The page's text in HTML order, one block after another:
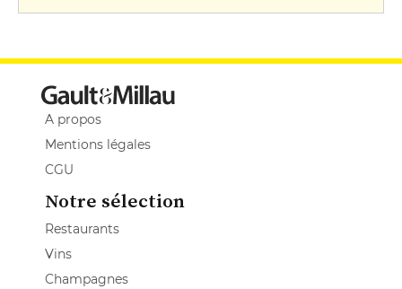
A propos
Mentions légales
CGU
Notre sélection
Restaurants
Vins
Champagnes